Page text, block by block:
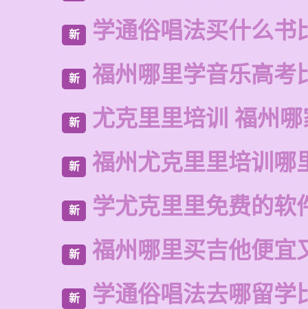
新 学通俗唱法买什么书
新 福州哪里学音乐高考
新 尤克里里培训 福州
新 福州尤克里里培训哪
新 学尤克里里免费的软
新 福州哪里买吉他便宜
新 学通俗唱法去哪留学